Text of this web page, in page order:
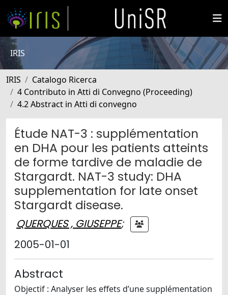
IRIS
IRIS
Catalogo Ricerca
4 Contributo in Atti di Convegno (Proceeding)
4.2 Abstract in Atti di convegno
Étude NAT-3 : supplémentation
en DHA pour les patients atteints
de forme tardive de maladie de
Stargardt. NAT-3 study: DHA
supplementation for late onset
Stargardt disease.
QUERQUES , GIUSEPPE;
2005-01-01
Abstract
Objectif : Analyser les effets d’une supplémentation